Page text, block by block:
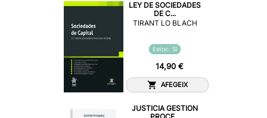
LEY DE SOCIEDADES
DE C...
TIRANT LO BLACH
Estoc: Sí
14,90 €
AFEGEIX
JUSTICIA GESTION